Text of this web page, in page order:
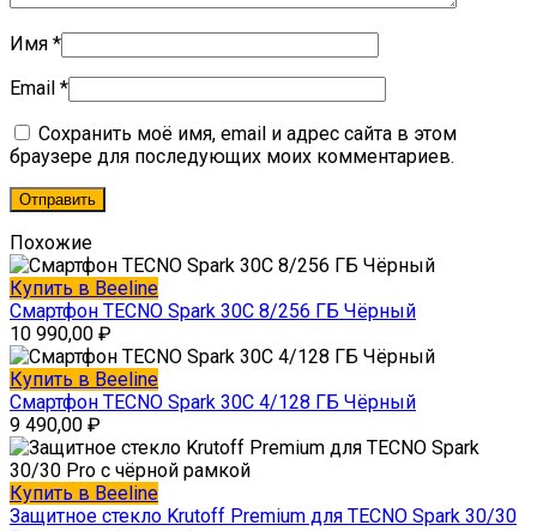
Имя *
Email *
Сохранить моё имя, email и адрес сайта в этом
браузере для последующих моих комментариев.
Похожие
Купить в Beeline
Смартфон TECNO Spark 30C 8/256 ГБ Чёрный
10 990,00 ₽
Купить в Beeline
Смартфон TECNO Spark 30C 4/128 ГБ Чёрный
9 490,00 ₽
Купить в Beeline
Защитное стекло Krutoff Premium для TECNO Spark 30/30